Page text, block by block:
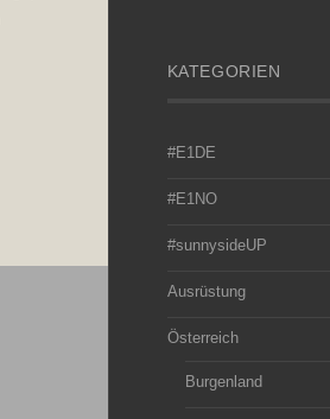
KATEGORIEN
#E1DE
#E1NO
#sunnysideUP
Ausrüstung
Österreich
Burgenland